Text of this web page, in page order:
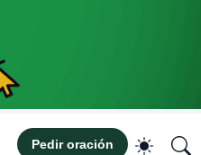
Pedir oración